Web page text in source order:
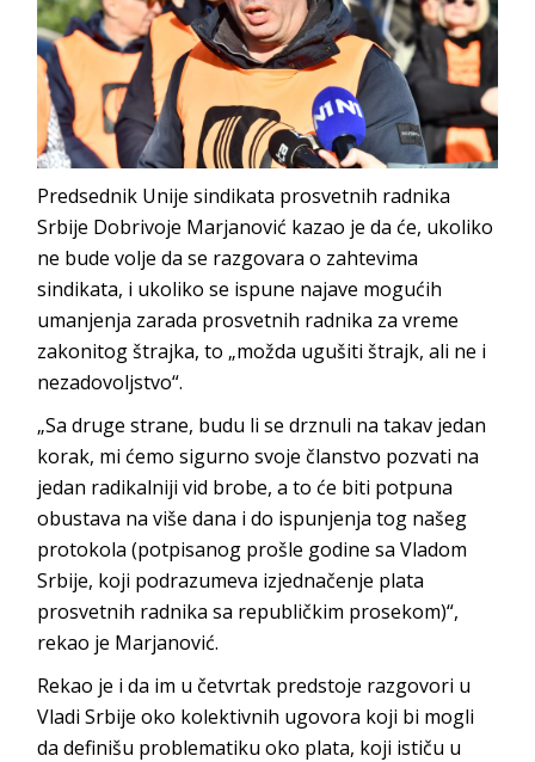
Predsednik Unije sindikata prosvetnih radnika
Srbije Dobrivoje Marjanović kazao je da će, ukoliko
ne bude volje da se razgovara o zahtevima
sindikata, i ukoliko se ispune najave mogućih
umanjenja zarada prosvetnih radnika za vreme
zakonitog štrajka, to „možda ugušiti štrajk, ali ne i
nezadovoljstvo“.
„Sa druge strane, budu li se drznuli na takav jedan
korak, mi ćemo sigurno svoje članstvo pozvati na
jedan radikalniji vid brobe, a to će biti potpuna
obustava na više dana i do ispunjenja tog našeg
protokola (potpisanog prošle godine sa Vladom
Srbije, koji podrazumeva izjednačenje plata
prosvetnih radnika sa republičkim prosekom)“,
rekao je Marjanović.
Rekao je i da im u četvrtak predstoje razgovori u
Vladi Srbije oko kolektivnih ugovora koji bi mogli
da definišu problematiku oko plata, koji ističu u